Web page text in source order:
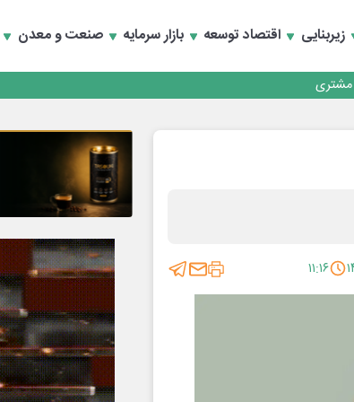
زیربنایی اقتصاد توسعه بازار سرمایه صنعت و معدن
و بازسازی اعتماد مشتریان
مشتری
و بازسازی اعتماد مشتریان
۱۱:۱۶